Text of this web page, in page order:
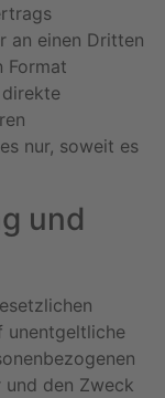
an einen Dritten
Format
direkte
nur, soweit es
und
unentgeltliche
den Zweck